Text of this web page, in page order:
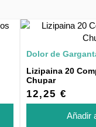
Dolor de
Lizipaina 20
Chupar
12,25 €
Añadir